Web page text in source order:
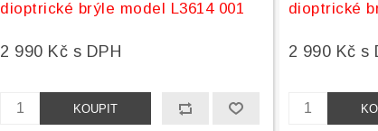
dioptrické brýle model L3614 001
2 990 Kč s DPH
dioptrické
2 990 Kč s